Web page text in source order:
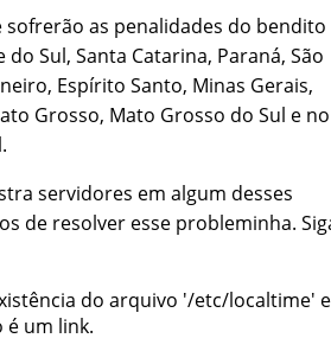
sofrerão as penalidades do bendito
do Sul, Santa Catarina, Paraná, São
Espírito Santo, Minas Gerais,
Grosso, Mato Grosso do Sul e no
servidores em algum desses
de resolver esse probleminha.
do arquivo '/etc/localtime'
é um link.